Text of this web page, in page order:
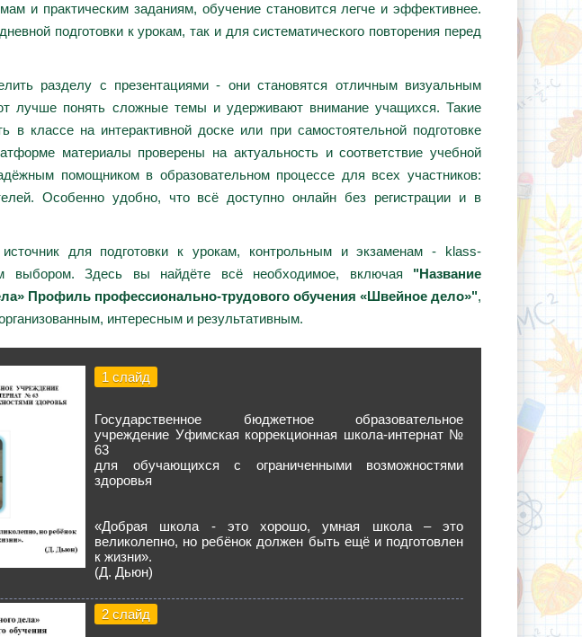
и практическим заданиям, обучение становится легче и эффективнее.
подготовки к урокам, так и для систематического повторения перед
разделу с презентациями - они становятся отличным визуальным
лучше понять сложные темы и удерживают внимание учащихся. Такие
в классе на интерактивной доске или при самостоятельной подготовке
материалы проверены на актуальность и соответствие учебной
помощником в образовательном процессе для всех участников:
Особенно удобно, что всё доступно онлайн без регистрации и в
для подготовки к урокам, контрольным и экзаменам - klass-
выбором. Здесь вы найдёте всё необходимое, включая "Название
Профиль профессионально-трудового обучения «Швейное дело»",
интересным и результативным.
1 слайд
Государственное бюджетное образовательное
учреждение Уфимская коррекционная школа-интернат №
63
для обучающихся с ограниченными возможностями
здоровья
«Добрая школа - это хорошо, умная школа – это
великолепно, но ребёнок должен быть ещё и подготовлен
к жизни».
(Д. Дьюн)
2 слайд